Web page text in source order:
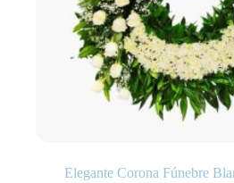
Elegante Corona Fúnebre